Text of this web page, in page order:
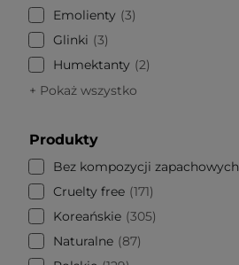
Emolienty
3
Glinki
3
Humektanty
2
+ Pokaż wszystko
Produkty
Bez kompozycji zapachowych
Cruelty free 171
Koreańskie 305
Naturalne 87